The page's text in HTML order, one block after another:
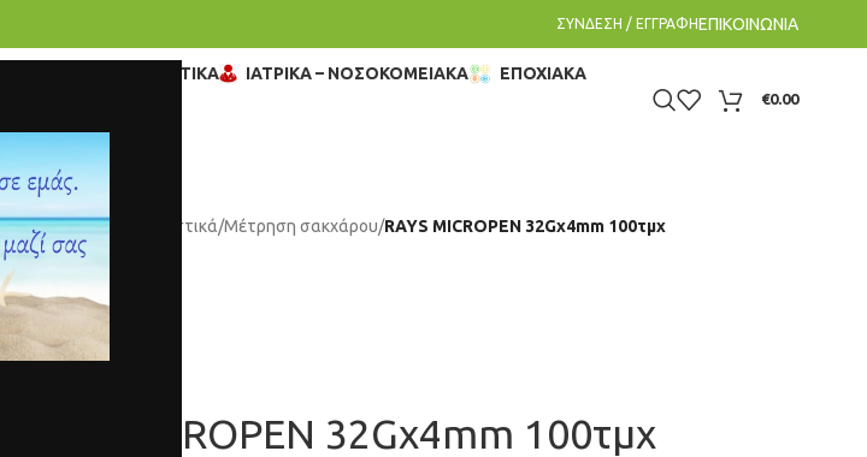
ΣΥΝΔΕΣΗ / ΕΓΓΡΑΦΗΕΠΙΚΟΙΝΩΝΙΑ
ΔΙΑΓΝΩΣΤΙΚΑ ΙΑΤΡΙΚΑ – ΝΟΣΟΚΟΜΕΙΑΚΑ ΕΠΟΧΙΑΚΑ
€0.00
Αρχική σελίδα Διαγνωστικά/Μέτρηση σακχάρου/RAYS ΜΙCRΟΡΕΝ 32Gx4mm 100τμχ
RAYS ΜΙCRΟΡΕΝ 32Gx4mm 100τμχ